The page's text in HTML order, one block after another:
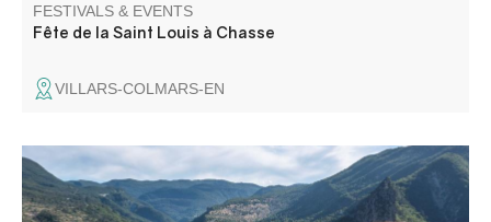
FESTIVALS & EVENTS
Fête de la Saint Louis à Chasse
VILLARS-COLMARS-EN
Formerly a fortified castle, now a citadel, then a prison,
this Entrevaux monument bears witness to the various